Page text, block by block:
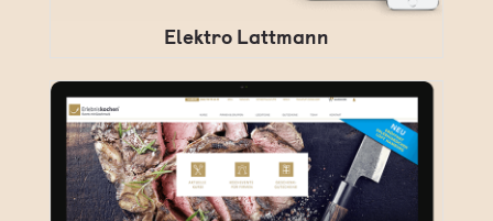
Elektro Lattmann